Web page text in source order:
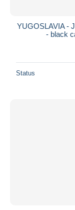
YUGOSLAVIA -
- black
Status